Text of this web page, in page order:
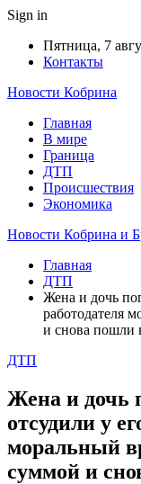
Sign in
Пятница, 7
Контакты
Новости Кобрина
Главная
В мире
Граница
ДТП
Происшествия
Экономика
Новости Кобрина и
Главная
ДТП
Жена и дочь
работодателя
и снова пошли
ДТП
Жена и дочь
отсудили у
моральный
суммой и